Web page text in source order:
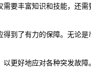
要丰富知识和技能，还
到了有力的保障。无论
更好地应对各种突发故